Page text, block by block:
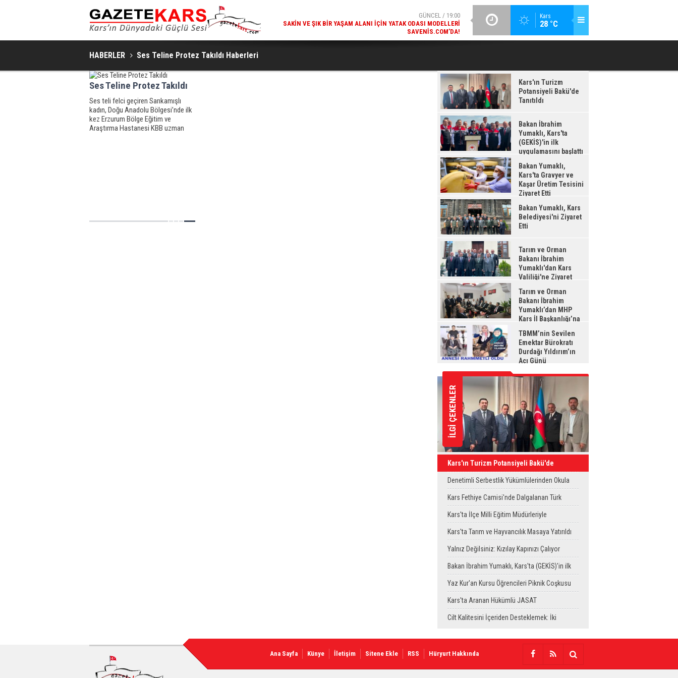
Kars
28 °C
GÜNCEL / 19:00
SAKIN VE ŞIK BIR YAŞAM ALANI İÇIN YATAK ODASI MODELLERI
SAVENIS.COM’DA!
KARS'IN TURIZM POTANSIYELI BAKÜ'DE TANITILDI
HABERLER Ses Teline Protez Takıldı Haberleri
Ses Teline Protez Takıldı
Ses teli felci geçiren Sarıkamışlı
kadın, Doğu Anadolu Bölgesi’nde ilk
kez Erzurum Bölge Eğitim ve
Araştırma Hastanesi KBB uzman
Kars'ın Turizm
Potansiyeli Bakü'de
Tanıtıldı
Bakan İbrahim
Yumaklı, Kars'ta
(GEKİS)'in ilk
uygulamasını başlattı
Bakan Yumaklı,
Kars'ta Gravyer ve
Kaşar Üretim Tesisini
Ziyaret Etti
Bakan Yumaklı, Kars
Belediyesi'ni Ziyaret
Etti
Tarım ve Orman
Bakanı İbrahim
Yumaklı'dan Kars
Valiliği'ne Ziyaret
Tarım ve Orman
Bakanı İbrahim
Yumaklı’dan MHP
Kars İl Başkanlığı’na
Ziyaret
TBMM’nin Sevilen
Emektar Bürokratı
Durdağı Yıldırım’ın
Acı Günü
İLGİ ÇEKENLER
Kars'ın Turizm Potansiyeli Bakü'de
Tanıtıldı
Denetimli Serbestlik Yükümlülerinden Okula
Temizlik Desteği
Kars Fethiye Camisi'nde Dalgalanan Türk
Bayrağı Görenlerin Beğenisini Topladı
Kars'ta İlçe Milli Eğitim Müdürleriyle
Değerlendirme Toplantısı
Kars'ta Tarım ve Hayvancılık Masaya Yatırıldı
Yalnız Değilsiniz: Kızılay Kapınızı Çalıyor
Bakan İbrahim Yumaklı, Kars'ta (GEKİS)'in ilk
uygulamasını başlattı
Yaz Kur'an Kursu Öğrencileri Piknik Coşkusu
Yaşadı
Kars'ta Aranan Hükümlü JASAT
Operasyonuyla Yakalandı
Cilt Kalitesini İçeriden Desteklemek: İki
Ana Sayfa Künye İletişim Sitene Ekle RSS Hüryurt Hakkında